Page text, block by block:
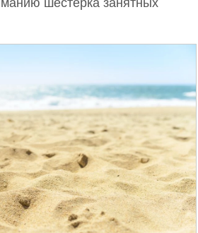
шестёрка занятных